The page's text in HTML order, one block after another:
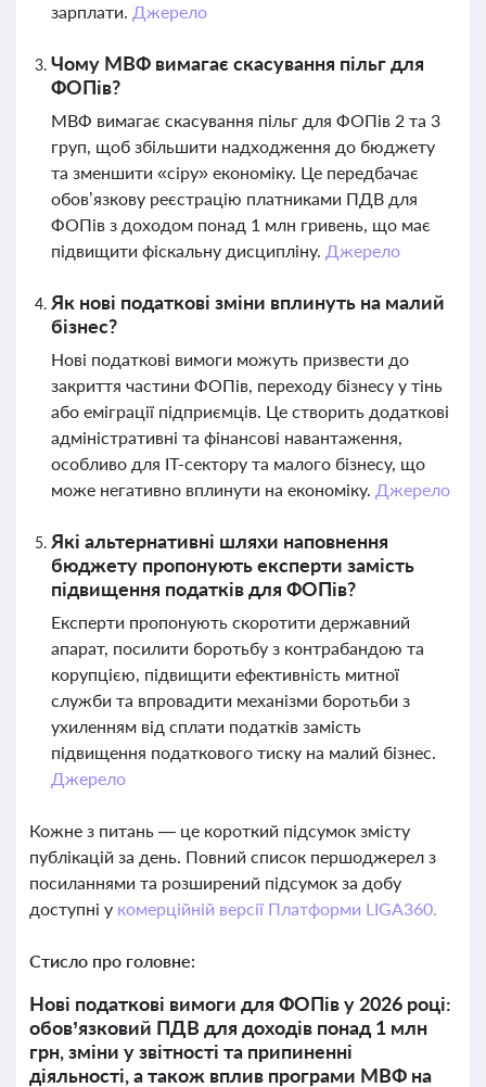
зарплати. Джерело
Чому МВФ вимагає скасування пільг для
ФОПів?
МВФ вимагає скасування пільг для ФОПів 2 та 3
груп, щоб збільшити надходження до бюджету
та зменшити «сіру» економіку. Це передбачає
обов’язкову реєстрацію платниками ПДВ для
ФОПів з доходом понад 1 млн гривень, що має
підвищити фіскальну дисципліну. Джерело
Як нові податкові зміни вплинуть на малий
бізнес?
Нові податкові вимоги можуть призвести до
закриття частини ФОПів, переходу бізнесу у тінь
або еміграції підприємців. Це створить додаткові
адміністративні та фінансові навантаження,
особливо для ІТ-сектору та малого бізнесу, що
може негативно вплинути на економіку. Джерело
Які альтернативні шляхи наповнення
бюджету пропонують експерти замість
підвищення податків для ФОПів?
Експерти пропонують скоротити державний
апарат, посилити боротьбу з контрабандою та
корупцією, підвищити ефективність митної
служби та впровадити механізми боротьби з
ухиленням від сплати податків замість
підвищення податкового тиску на малий бізнес.
Джерело
Кожне з питань — це короткий підсумок змісту
публікацій за день. Повний список першоджерел з
посиланнями та розширений підсумок за добу
доступні у комерційній версії Платформи LIGA360.
Стисло про головне:
Нові податкові вимоги для ФОПів у 2026 році:
обов’язковий ПДВ для доходів понад 1 млн
грн, зміни у звітності та припиненні
діяльності, а також вплив програми МВФ на